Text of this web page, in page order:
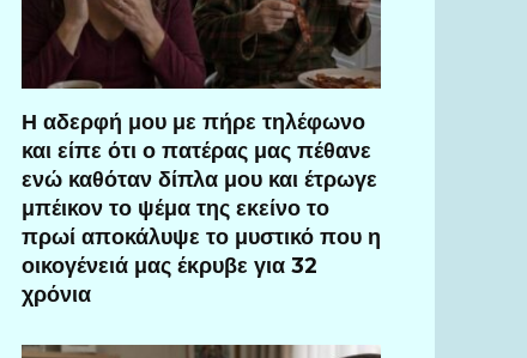
Η αδερφή μου με πήρε τηλέφωνο
και είπε ότι ο πατέρας μας πέθανε
ενώ καθόταν δίπλα μου και έτρωγε
μπέικον το ψέμα της εκείνο το
πρωί αποκάλυψε το μυστικό που η
οικογένειά μας έκρυβε για 32
χρόνια